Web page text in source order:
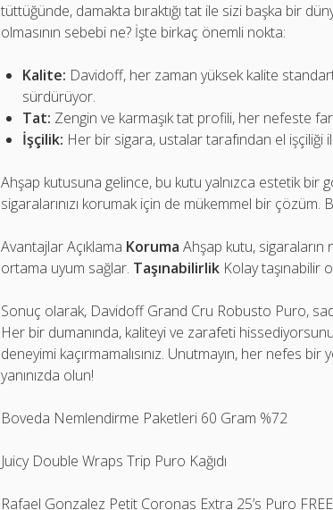
tüttüğünde, damakta bıraktığı tat ile sizi başka bir
olmasının sebebi ne? İşte birkaç önemli nokta:
Kalite: Davidoff, her zaman yüksek kalite
sürdürüyor.
Tat: Zengin ve karmaşık tat profili, her nefeste
İşçilik: Her bir sigara, ustalar tarafından el işçiliği
Ahşap kutusuna gelince, bu kutu yalnızca estetik bir
sigaralarınızı korumak için de mükemmel bir çözüm.
Avantajlar Açıklama Koruma Ahşap kutu, sigaraların
ortama uyum sağlar. Taşınabilirlik Kolay taşınabilir
Sonuç olarak, Davidoff Grand Cru Robusto Puro,
Her bir dumanında, kaliteyi ve zarafeti
deneyimi kaçırmamalısınız. Unutmayın, her nefes
yanınızda olun!
Boveda Nemlendirme Paketleri 60 Gram %72
Juicy Double Wraps Trip Puro Kağıdı
Rafael Gonzalez Petit Coronas Extra 25’s Puro